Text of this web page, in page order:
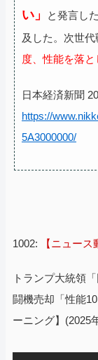
い」
と発言し
及した。次世
度、性能を落と
日本経済新聞
https://
5A3000000/
1002: 【ニュース
トランプ大統領
闘機売却「性能
ーニング】(2025